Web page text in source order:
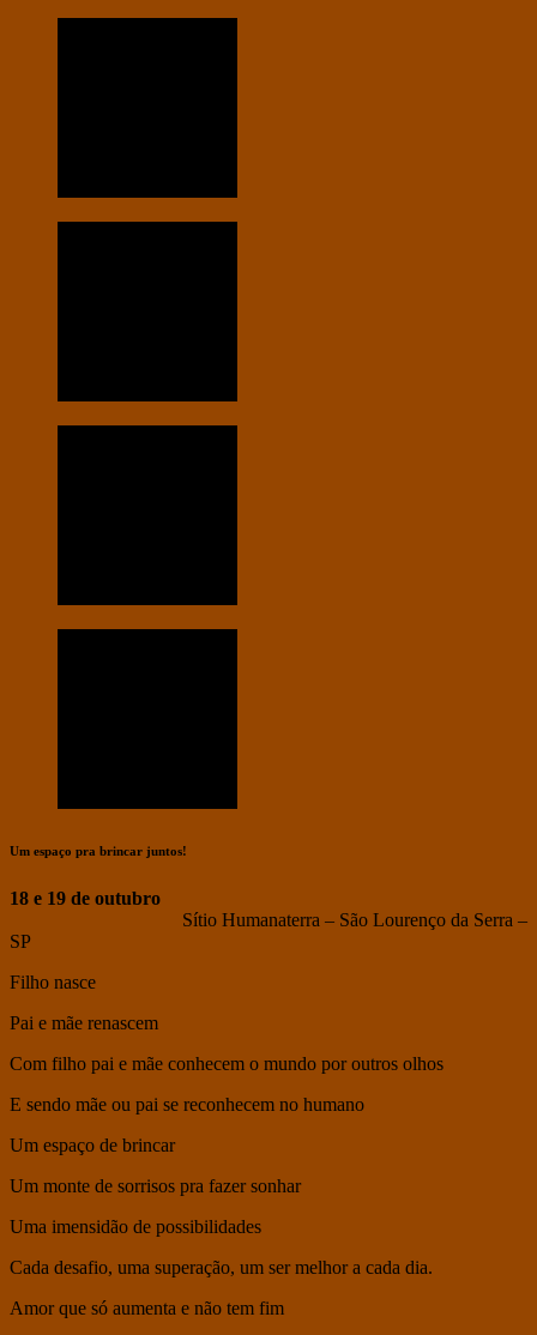
Um espaço pra brincar juntos!
18 e 19 de outubro
Sítio Humanaterra – São Lourenço da Serra –
SP
Filho nasce
Pai e mãe renascem
Com filho pai e mãe conhecem o mundo por outros olhos
E sendo mãe ou pai se reconhecem no humano
Um espaço de brincar
Um monte de sorrisos pra fazer sonhar
Uma imensidão de possibilidades
Cada desafio, uma superação, um ser melhor a cada dia.
Amor que só aumenta e não tem fim